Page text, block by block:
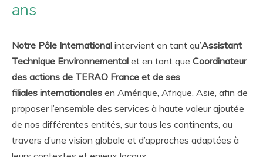
ans
Notre Pôle International intervient en tant qu’Assistant
Technique Environnemental et en tant que Coordinateur
des actions de TERAO France et de ses
filiales internationales en Amérique, Afrique, Asie, afin de
proposer l’ensemble des services à haute valeur ajoutée
de nos différentes entités, sur tous les continents, au
travers d’une vision globale et d’approches adaptées à